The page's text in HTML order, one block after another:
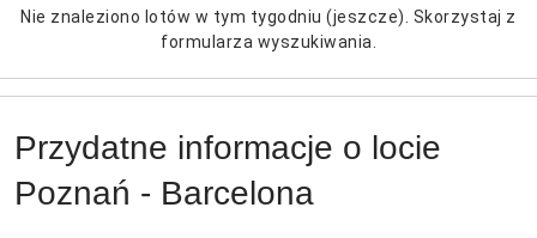
Nie znaleziono lotów w tym tygodniu (jeszcze). Skorzystaj z
formularza wyszukiwania.
Przydatne informacje o locie
Poznań - Barcelona